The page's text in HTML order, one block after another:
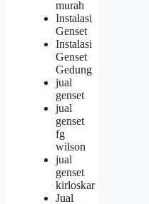
murah
Instalasi
Genset
Instalasi
Genset
Gedung
jual
genset
jual
genset
fg
wilson
jual
genset
kirloskar
Jual